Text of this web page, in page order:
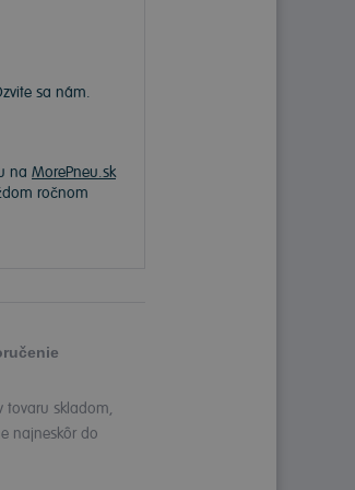
sa nám.
na MorePneu.sk
ročnom
tovaru skladom,
najneskôr do